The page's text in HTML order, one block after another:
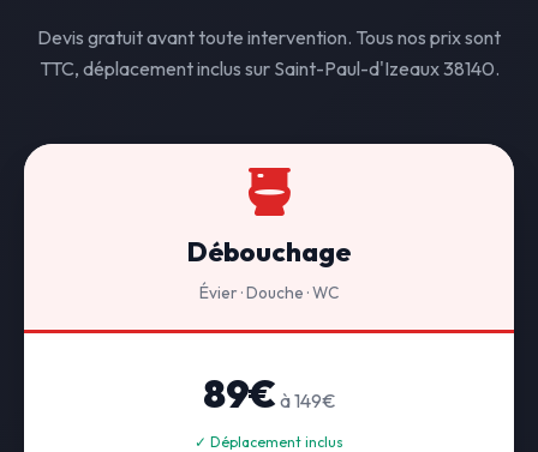
Devis gratuit avant toute intervention. Tous nos prix sont
TTC, déplacement inclus sur Saint-Paul-d'Izeaux 38140.
Débouchage
Évier · Douche · WC
89€ à 149€
✓ Déplacement inclus